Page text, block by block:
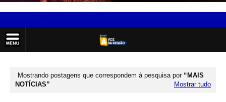
Mostrando postagens que correspondem à pesquisa por
MAIS
NOTÍCIAS
Mostrar tudo